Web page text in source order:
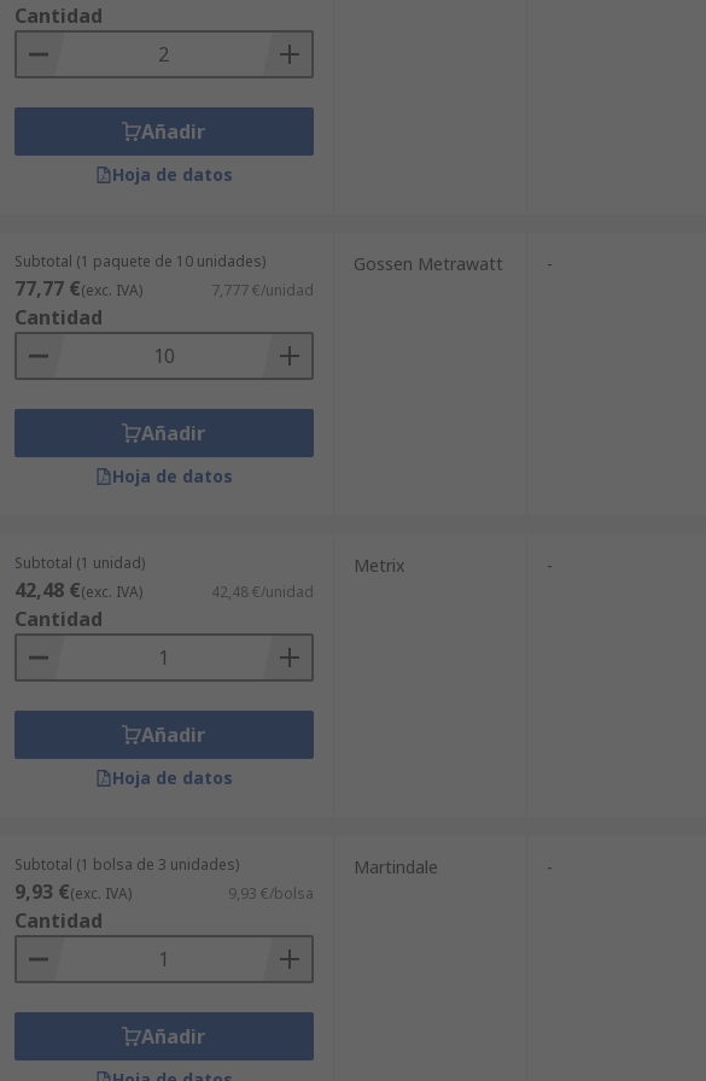
Cantidad
Añadir
Hoja de datos
Subtotal (1 paquete de 10 unidades)
77,77 €(exc. IVA) 7,777 €/unidad
Cantidad
Añadir
Hoja de datos
Gossen Metrawatt -
Subtotal (1 unidad)
42,48 €(exc. IVA) 42,48 €/unidad
Cantidad
Añadir
Hoja de datos
Metrix -
Subtotal (1 bolsa de 3 unidades)
9,93 €(exc. IVA) 9,93 €/bolsa
Cantidad
Añadir
Martindale -